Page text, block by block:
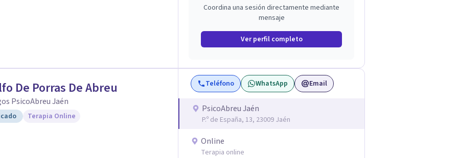
Coordina una sesión directamente mediante
mensaje
Ver perfil completo
De Porras De Abreu
PsicoAbreu Jaén
Terapia Online
Teléfono WhatsApp Email
PsicoAbreu Jaén
P.º de España, 13, 23009 Jaén
Online
Terapia online